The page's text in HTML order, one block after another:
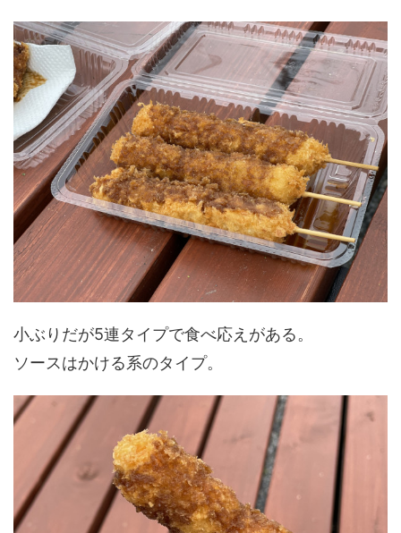
小ぶりだが5連タイプで食べ応えがある。
ソースはかける系のタイプ。